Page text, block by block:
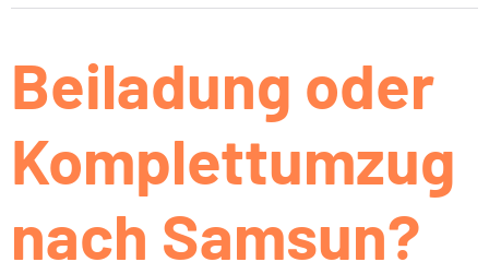
Beiladung oder
Komplettumzug
nach Samsun?